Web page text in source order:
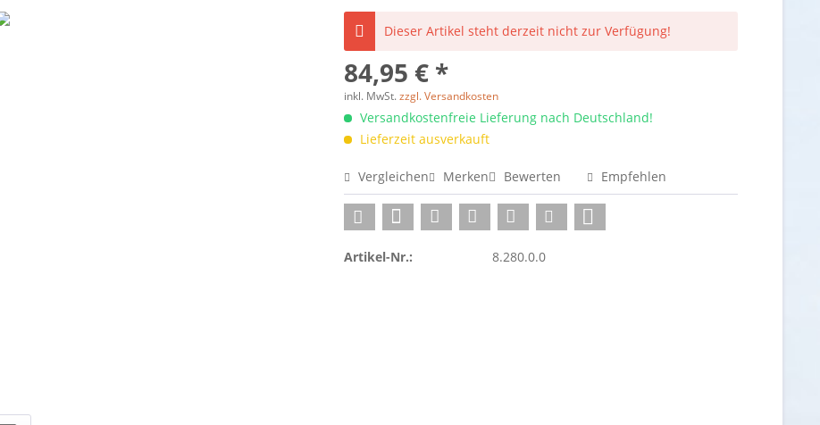
Dieser Artikel steht derzeit nicht zur Verfügung!
84,95 € *
inkl. MwSt.zzgl. Versandkosten
Versandkostenfreie Lieferung nach Deutschland!
Lieferzeit ausverkauft
Vergleichen Merken Bewerten Empfehlen
Artikel-Nr.: 8.280.0.0